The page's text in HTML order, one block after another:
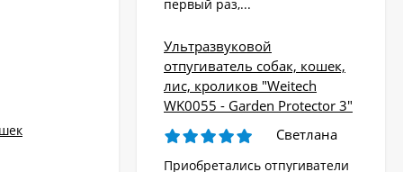
первый раз,...
Ультразвуковой
отпугиватель собак, кошек,
лис, кроликов "Weitech
WK0055 - Garden Protector 3"
Светлана
Приобретались отпугиватели